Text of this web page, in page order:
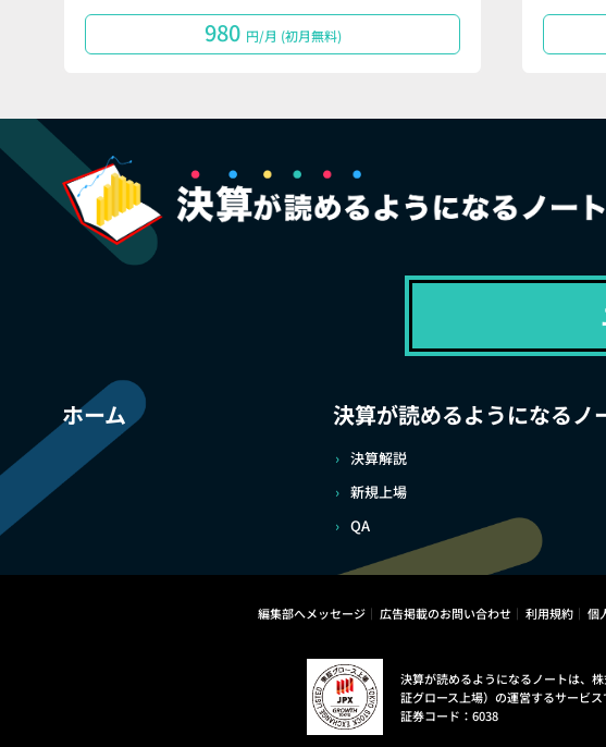
980 円/月 (初月無料)
ホーム 決算が読めるようになるノ
決算解説
新規上場
QA
編集部へメッセージ 広告掲載のお問い合わせ 利用規約 個
決算が読めるようになるノートは、
証グロース上場）の運営するサービス
証券コード：6038